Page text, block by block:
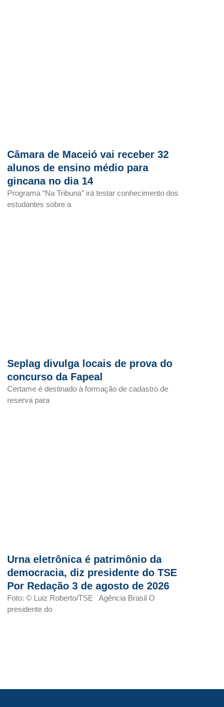
Câmara de Maceió vai receber 32
alunos de ensino médio para
gincana no dia 14
Programa “Na Tribuna” irá testar conhecimento dos
estudantes sobre a
Seplag divulga locais de prova do
concurso da Fapeal
Certame é destinado à formação de cadastro de
reserva para
Urna eletrônica é patrimônio da
democracia, diz presidente do TSE
Por Redação 3 de agosto de 2026
Foto: © Luiz Roberto/TSE Agência Brasil O
presidente do